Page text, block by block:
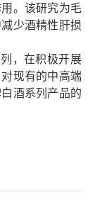
。该研究为毛
少酒精性肝损
，在积极开展
现有的中高端
酒系列产品的